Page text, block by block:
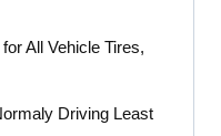
All Vehicle Tires,
Driving Least